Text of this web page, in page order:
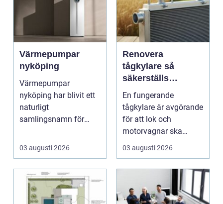
Värmepumpar
nyköping
Värmepumpar
nyköping har blivit ett
naturligt
samlingsnamn för
kombinera lägre ene...
03 augusti 2026
Renovera
tågkylare så
säkerställs
driftsäkra lok och
tågsystem
En fungerande
tågkylare är avgörande
för att lok och
motorvagnar ska
kunna leverera pålitlig
drift d...
03 augusti 2026